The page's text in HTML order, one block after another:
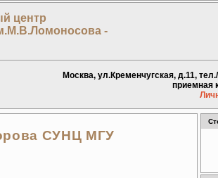
центр
-
Москва, ул.Кременчугская, д.11,
приемная
СУНЦ МГУ